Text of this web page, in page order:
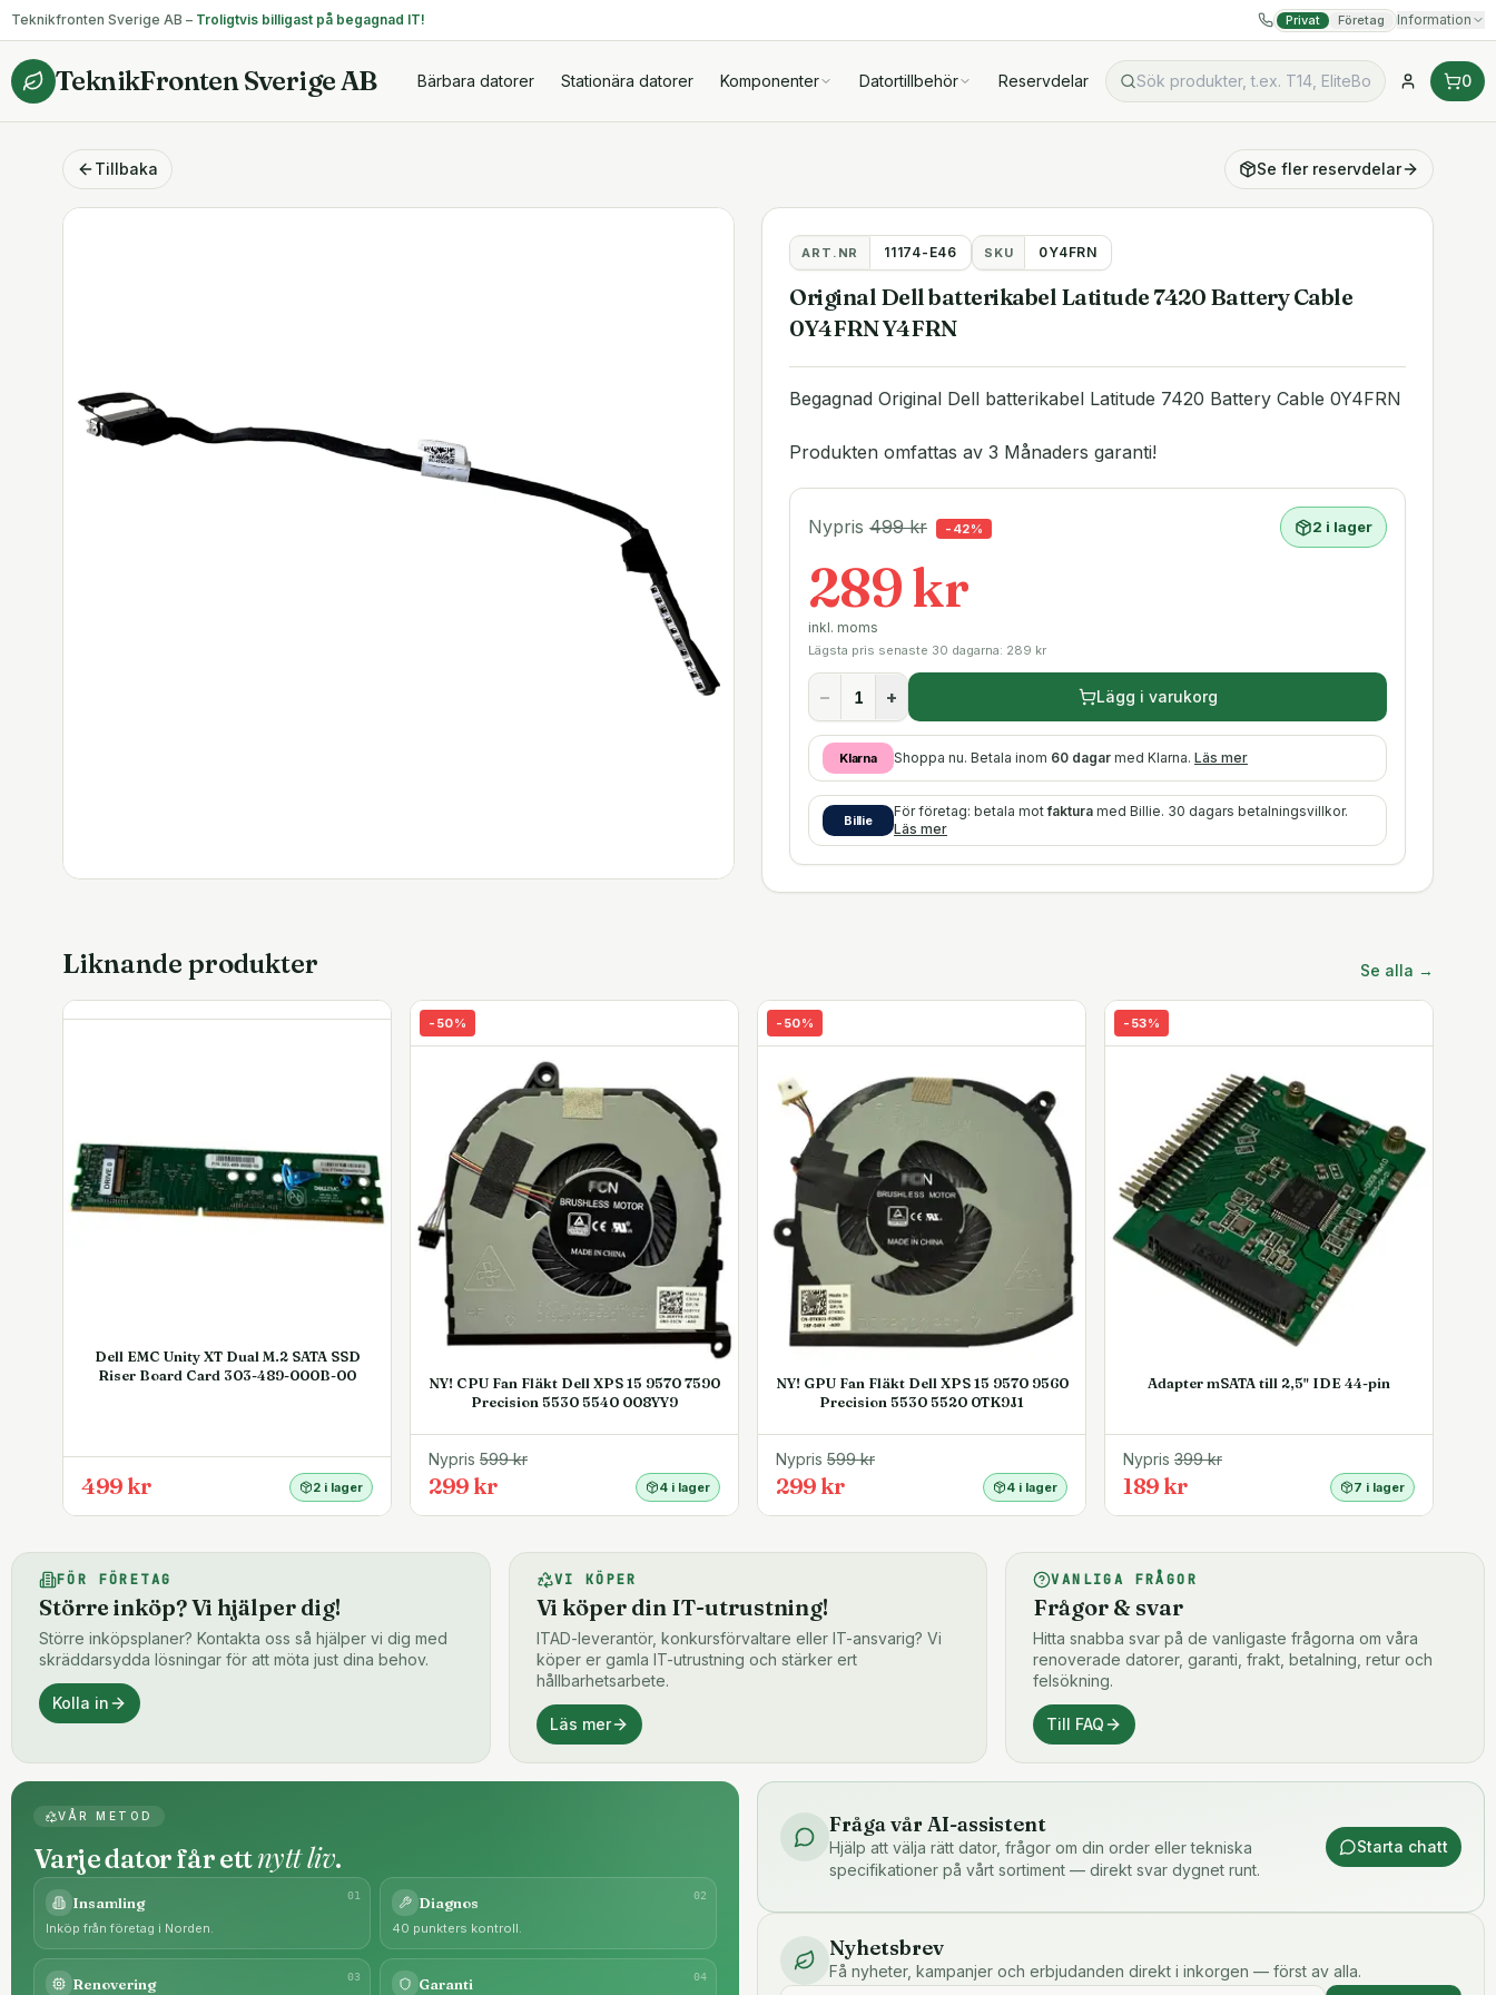
Teknikfronten Sverige AB – Troligtvis billigast på begagnad IT! Privat Företag Information
TeknikFronten Sverige AB Bärbara datorer Stationära datorer Komponenter Datortillbehör Reservdelar 0
Tillbaka Se fler reservdelar
ART.NR 11174-E46 SKU 0Y4FRN
Original Dell batterikabel Latitude 7420 Battery Cable
0Y4FRN Y4FRN
Begagnad Original Dell batterikabel Latitude 7420 Battery Cable 0Y4FRN
Produkten omfattas av 3 Månaders garanti!
Nypris 499kr - 42% 2 i lager
289 kr
inkl. moms
Lägsta pris senaste 30 dagarna: 289 kr
− + Lägg i varukorg
Klarna Shoppa nu. Betala inom 60 dagar med Klarna. Läs mer
Billie
För företag: betala motfaktura med Billie. 30 dagars betalningsvillkor.
Läs mer
Liknande produkter Se alla →
Dell EMC Unity XT Dual M.2 SATA SSD
Riser Board Card 303-489-000B-00
499 kr 2 i lager
- 50%
NY! CPU Fan Fläkt Dell XPS 15 9570 7590
Precision 5530 5540 008YY9
Nypris 599kr
299 kr 4 i lager
- 50%
NY! GPU Fan Fläkt Dell XPS 15 9570 9560
Precision 5530 5520 0TK9J1
Nypris 599kr
299 kr 4 i lager
- 53%
Adapter mSATA till 2,5" IDE 44-pin
Nypris 399kr
189 kr 7 i lager
FÖR FÖRETAG
Större inköp? Vi hjälper dig!
Större inköpsplaner? Kontakta oss så hjälper vi dig med
skräddarsydda lösningar för att möta just dina behov.
Kolla in
VI KÖPER
Vi köper din IT-utrustning!
ITAD-leverantör, konkursförvaltare eller IT-ansvarig? Vi
köper er gamla IT-utrustning och stärker ert
hållbarhetsarbete.
Läs mer
VANLIGA FRÅGOR
Frågor & svar
Hitta snabba svar på de vanligaste frågorna om våra
renoverade datorer, garanti, frakt, betalning, retur och
felsökning.
Till FAQ
VÅR METOD
Varje dator får ettnytt liv.
01
Insamling
Inköp från företag i Norden.
02
Diagnos
40 punkters kontroll.
03
Renovering 04
Garanti
Fråga vår AI-assistent
Hjälp att välja rätt dator, frågor om din order eller tekniska
specifikationer på vårt sortiment — direkt svar dygnet runt.
Starta chatt
Nyhetsbrev
Få nyheter, kampanjer och erbjudanden direkt i inkorgen — först av alla.